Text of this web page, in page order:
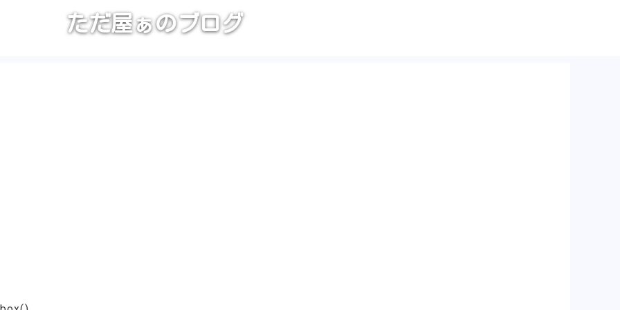
ただ屋ぁのブログ